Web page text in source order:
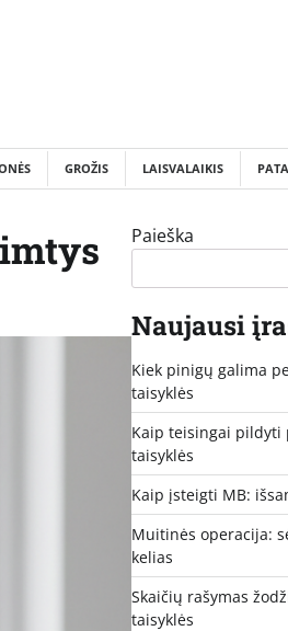
GROŽIS LAISVALAIKIS
Paieška
Naujausi
Kiek pinigų galima
taisyklės
Kaip teisingai pildyti
taisyklės
Kaip įsteigti MB:
Muitinės operacija:
kelias
Skaičių rašymas
taisyklės